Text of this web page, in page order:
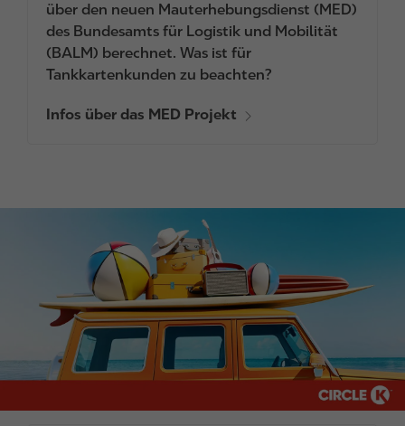
über den neuen Mauterhebungsdienst (MED)
des Bundesamts für Logistik und Mobilität
(BALM) berechnet. Was ist für
Tankkartenkunden zu beachten?
Infos über das MED Projekt